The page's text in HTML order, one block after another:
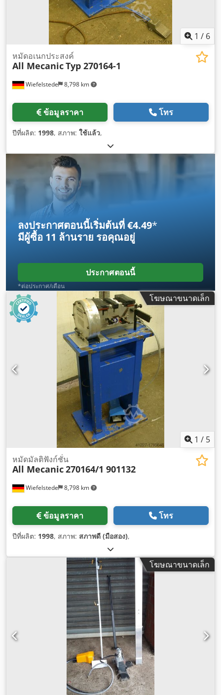
1 / 6
Wiefelstede 8,798 km
หมัดอเนกประสงค์
All MecanicTyp 270164-1
ข้อมูลราคา โทร
ปีที่ผลิต: 1998, สภาพ: ใช้แล้ว,
ลงประกาศตอนนี้เริ่มต้นที่ €4.49*
มีผู้ซื้อ 11 ล้านราย รอคุณอยู่
ประกาศตอนนี้
*ต่อประกาศ/เดือน
โฆษณาขนาดเล็ก
1 / 5
Wiefelstede 8,798 km
หมัดมัลติฟังก์ชั่น
All Mecanic270164/1 901132
ข้อมูลราคา โทร
ปีที่ผลิต: 1998, สภาพ: สภาพดี (มือสอง),
โฆษณาขนาดเล็ก